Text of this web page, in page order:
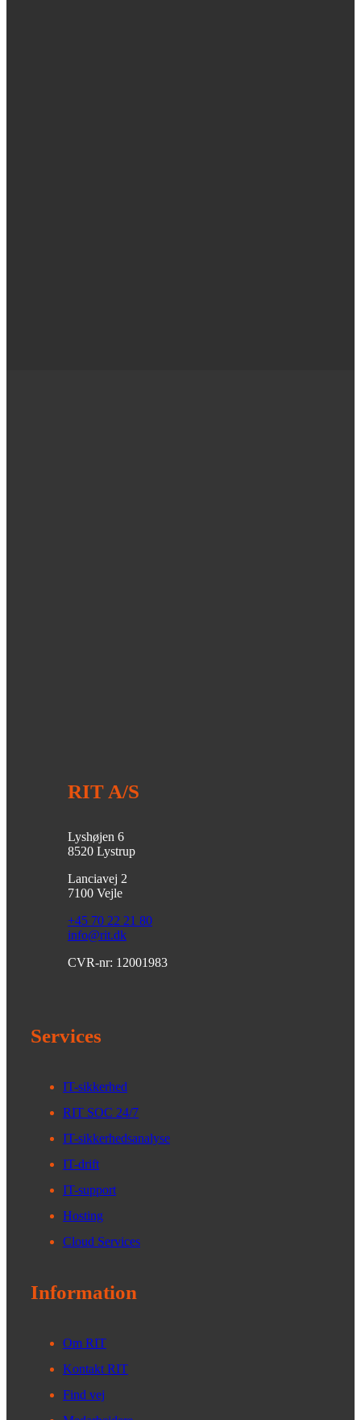
RIT A/S
Lyshøjen 6
8520 Lystrup
Lanciavej 2
7100 Vejle
+45 70 22 21 80
info@rit.dk
CVR-nr: 12001983
Services
IT-sikkerhed
RIT SOC 24/7
IT-sikkerhedsanalyse
IT-drift
IT-support
Hosting
Cloud Services
Information
Om RIT
Kontakt RIT
Find vej